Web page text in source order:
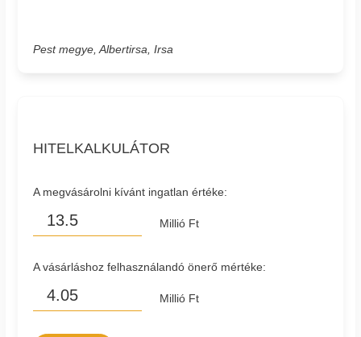
Pest megye, Albertirsa, Irsa
HITELKALKULÁTOR
A megvásárolni kívánt ingatlan értéke:
Millió Ft
A vásárláshoz felhasználandó önerő mértéke:
Millió Ft